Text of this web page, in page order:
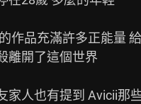
作品充滿許多正能量
離開了這個世界
家人也有提到 Avicii那